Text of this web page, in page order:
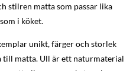
stilren matta som passar lika
i köket.
unikt, färger och storlek
till matta. Ull är ett naturmaterial